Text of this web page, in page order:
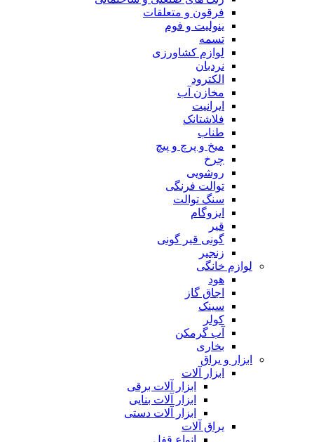
فرقون و متعلقات
ینولیت و فوم
تسمه
لوازم کشاورزی
نردبان
الکترود
مخازن آب
ایرانیت
فلاشتانک
طناب
میخ و پرچ و پیچ
چرخ
روشویی
توالت فرنگی
سنگ توالت
ایزوگام
قیر
گونی قیر گونی
زنجیر
لوازم خانگی
هود
اجاق گاز
سینک
کولر
آب گرمکن
بخاری
ابزار و یراق
ابزار آلات
ابزار آلات برقی
ابزار آلات بنایی
ابزار آلات دستی
یراق آلات